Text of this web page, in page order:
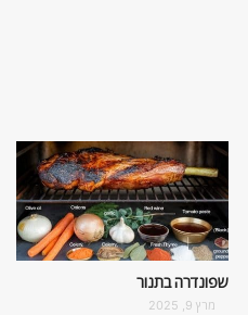
שפונדרה בתנור
מרץ 9, 2025